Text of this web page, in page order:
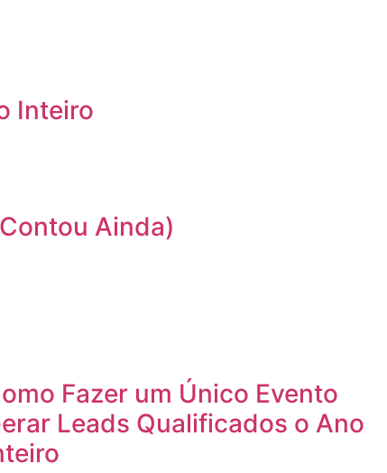
Inteiro
Ainda)
Fazer um Único Evento
Leads Qualificados o Ano